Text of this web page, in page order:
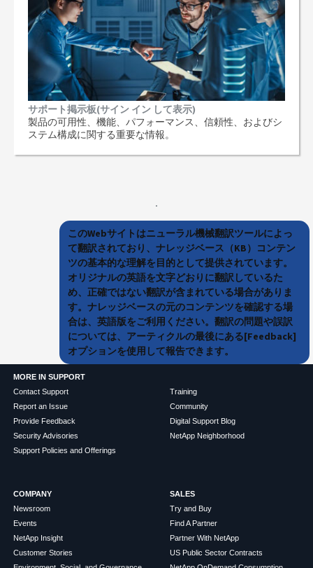
サポート掲示板(サイン イン して表示)
製品の可用性、機能、パフォーマンス、信頼性、およびシ
ステム構成に関する重要な情報。
このWebサイトはニューラル機械翻訳ツールによっ
て翻訳されており、ナレッジベース（KB）コンテン
ツの基本的な理解を目的として提供されています。
オリジナルの英語を文字どおりに翻訳しているた
め、正確ではない翻訳が含まれている場合がありま
す。ナレッジベースの元のコンテンツを確認する場
合は、英語版をご利用ください。翻訳の問題や誤訳
については、アーティクルの最後にある[Feedback]
オプションを使用して報告できます。
MORE IN SUPPORT
Contact Support
Report an Issue
Provide Feedback
Security Advisories
Support Policies and Offerings
Training
Community
Digital Support Blog
NetApp Neighborhood
COMPANY
Newsroom
Events
NetApp Insight
Customer Stories
SALES
Try and Buy
Find A Partner
Partner With NetApp
US Public Sector Contracts